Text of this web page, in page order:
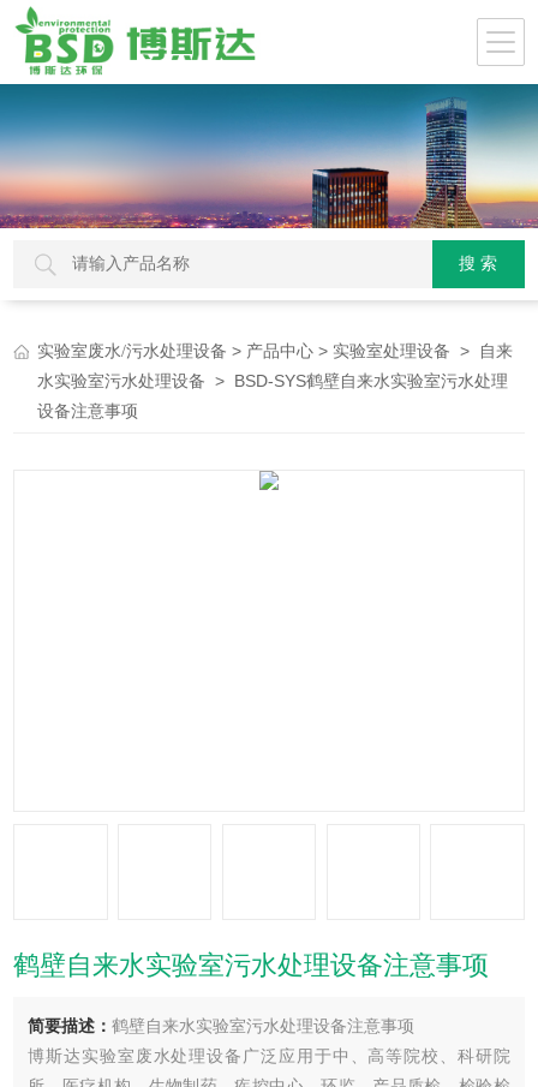
实验室废水/污水处理设备 > 产品中心 > 实验室处理设备 >
自来
水实验室污水处理设备 > BSD-SYS鹤壁自来水实验室污水处理
设备注意事项
鹤壁自来水实验室污水处理设备注意事项
简要描述：鹤壁自来水实验室污水处理设备注意事项
博斯达实验室废水处理设备广泛应用于中、高等院校、科研院